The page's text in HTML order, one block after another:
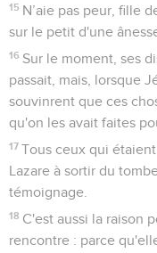
15 N’aie pas peur, fille
sur le petit d'une
16 Sur le moment, ses
passait, mais, lorsque
souvinrent que ces
qu'on les avait faites
17 Tous ceux qui
Lazare à sortir du
témoignage.
18 C'est aussi la raison
rencontre : parce